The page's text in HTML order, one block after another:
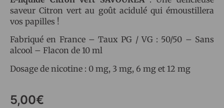
saveur Citron vert au goût acidulé qui émoustillera
vos papilles !
Fabriqué en France – Taux PG / VG : 50/50 – Sans
alcool – Flacon de 10 ml
Dosage de nicotine : 0 mg, 3 mg, 6 mg et 12 mg
5,00€